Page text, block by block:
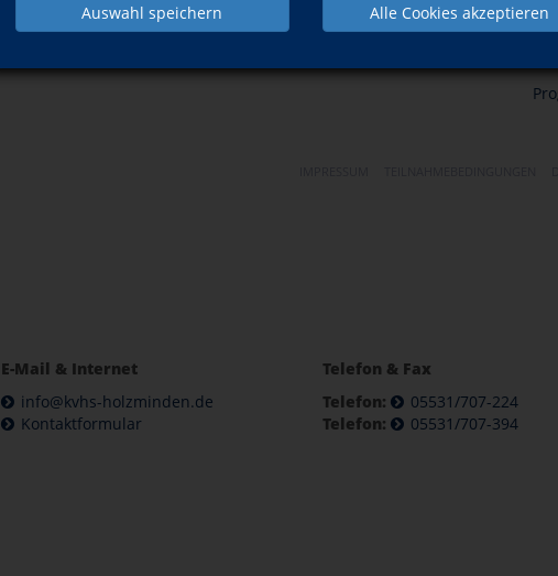
Auswahl speichern Alle Cookies akzeptieren
Grundbildung Kunst & Kultur Sprachen
E-Mail & Internet
info@kvhs-holzminden.de
Kontaktformular
Telefon & Fax
Telefon:
05531/707-224
Telefon:
05531/707-394